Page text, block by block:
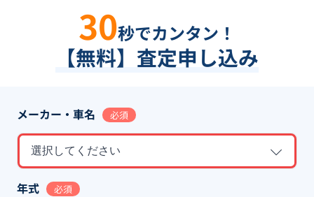
30秒でカンタン！
【無料】査定申し込み
メーカー・車名 必須
選択してください
年式 必須